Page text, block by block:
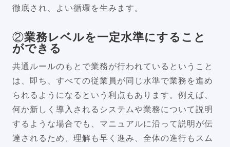
徹底され、よい循環を生みます。
②業務レベルを一定水準にすること
ができる
共通ルールのもとで業務が行われているということ
は、即ち、すべての従業員が同じ水準で業務を進め
られるようになるという利点もあります。例えば、
何か新しく導入されるシステムや業務について説明
するような場合でも、マニュアルに沿って説明が伝
達されるため、理解も早く進み、全体の進行もスム